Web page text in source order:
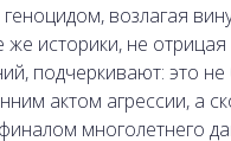
геноцидом, возлагая
же историки, не
подчеркивают: это
актом агрессии, а
многолетнего